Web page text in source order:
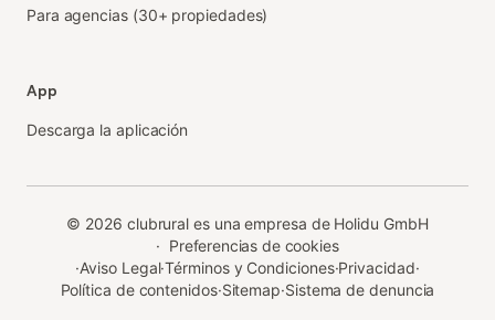
Para agencias (30+ propiedades)
App
Descarga la aplicación
© 2026 clubrural es una empresa de Holidu GmbH
· Preferencias de cookies
·Aviso Legal·Términos y Condiciones·Privacidad·
Política de contenidos·Sitemap·Sistema de denuncia